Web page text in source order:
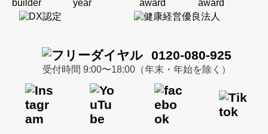
0120-080-925
受付時間 9:00〜18:00（年末・年始を除く）